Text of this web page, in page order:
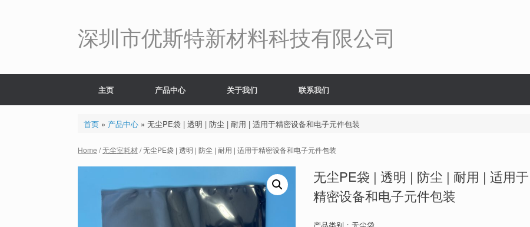
深圳市优斯特新材料科技有限公司
主页 产品中心 关于我们 联系我们
首页» 产品中心» 无尘PE袋 | 透明 | 防尘 | 耐用 | 适用于精密设备和电子元件包装
Home /无尘室耗材/ 无尘PE袋 | 透明 | 防尘 | 耐用 | 适用于精密设备和电子元件包装
无尘PE袋 | 透明 | 防尘 | 耐用 | 适用于
精密设备和电子元件包装